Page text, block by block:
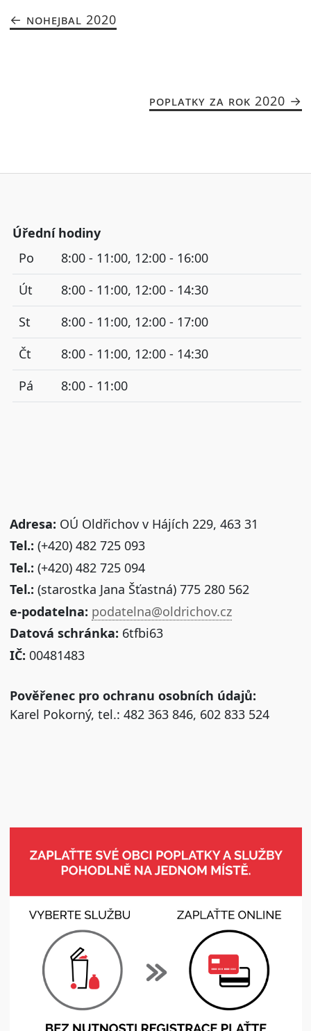
NOHEJBAL 2020
POPLATKY ZA ROK 2020
Úřední hodiny
Po
8:00 - 11:00, 12:00 - 16:00
Út
8:00 - 11:00, 12:00 - 14:30
St
8:00 - 11:00, 12:00 - 17:00
Čt
8:00 - 11:00, 12:00 - 14:30
Pá
8:00 - 11:00
Adresa: OÚ Oldřichov v Hájích 229, 463 31
Tel.: (+420) 482 725 093
Tel.: (+420) 482 725 094
Tel.: (starostka Jana Šťastná) 775 280 562
e-podatelna: podatelna@oldrichov.cz
Datová schránka: 6tfbi63
IČ: 00481483
Pověřenec pro ochranu osobních údajů:
Karel Pokorný, tel.: 482 363 846, 602 833 524